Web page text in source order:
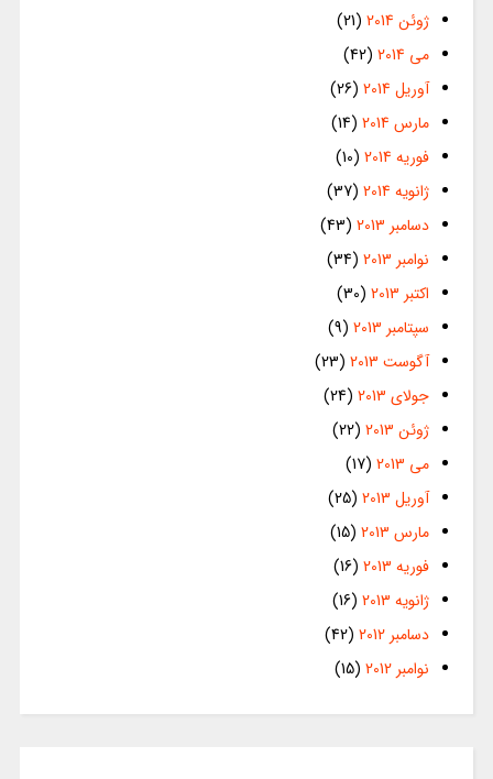
ژوئن 2014
(21)
می 2014
(42)
آوریل 2014
(26)
مارس 2014
(14)
فوریه 2014
(10)
ژانویه 2014
(37)
دسامبر 2013
(43)
نوامبر 2013
(34)
اکتبر 2013
(30)
سپتامبر 2013
(9)
آگوست 2013
(23)
جولای 2013
(24)
ژوئن 2013
(22)
می 2013
(17)
آوریل 2013
(25)
مارس 2013
(15)
فوریه 2013
(16)
ژانویه 2013
(16)
دسامبر 2012
(42)
نوامبر 2012
(15)